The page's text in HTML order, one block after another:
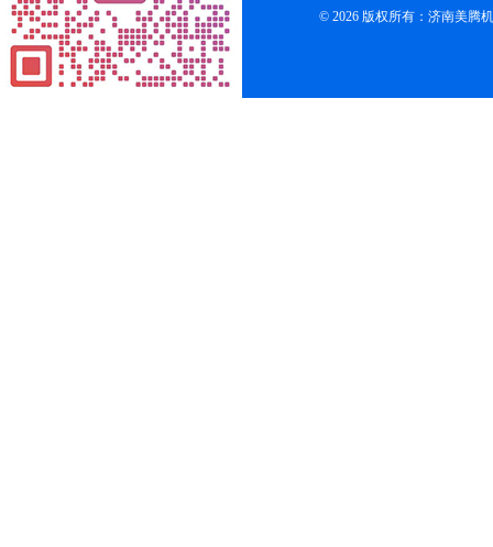
© 2026 版权所有：济南美腾